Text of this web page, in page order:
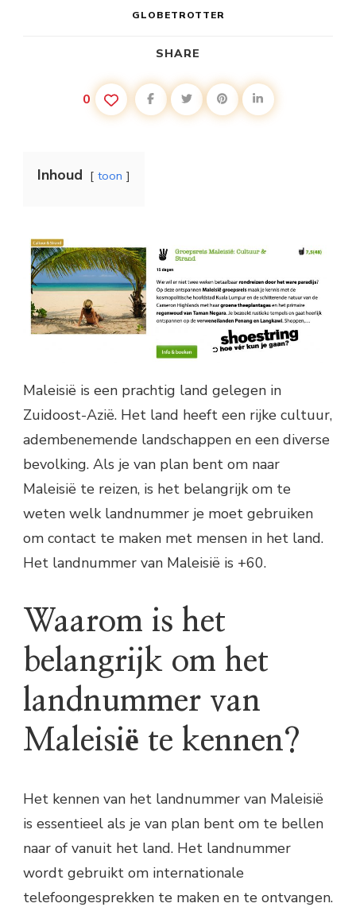
GLOBETROTTER
SHARE
0
Inhoud toon
Maleisië is een prachtig land gelegen in
Zuidoost-Azië. Het land heeft een rijke cultuur,
adembenemende landschappen en een diverse
bevolking. Als je van plan bent om naar
Maleisië te reizen, is het belangrijk om te
weten welk landnummer je moet gebruiken
om contact te maken met mensen in het land.
Het landnummer van Maleisië is +60.
Waarom is het
belangrijk om het
landnummer van
Maleisië te kennen?
Het kennen van het landnummer van Maleisië
is essentieel als je van plan bent om te bellen
naar of vanuit het land. Het landnummer
wordt gebruikt om internationale
telefoongesprekken te maken en te ontvangen.